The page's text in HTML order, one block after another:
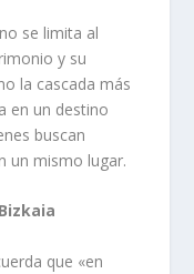
se limita al
y su
la cascada más
en un destino
buscan
un mismo lugar.
que «en